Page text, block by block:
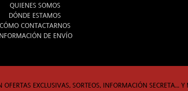
QUIENES SOMOS
DÓNDE ESTAMOS
CÓMO CONTACTARNOS
DE ENVÍO
EXCLUSIVAS, SORTEOS, INFORMACIÓN SECRETA...